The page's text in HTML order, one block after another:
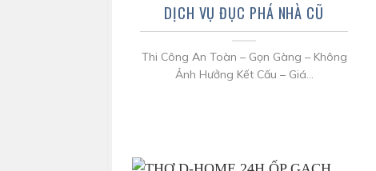
DỊCH VỤ ĐỤC PHÁ NHÀ CŨ
Thi Công An Toàn – Gọn Gàng – Không
Ảnh Hưởng Kết Cấu – Giá...